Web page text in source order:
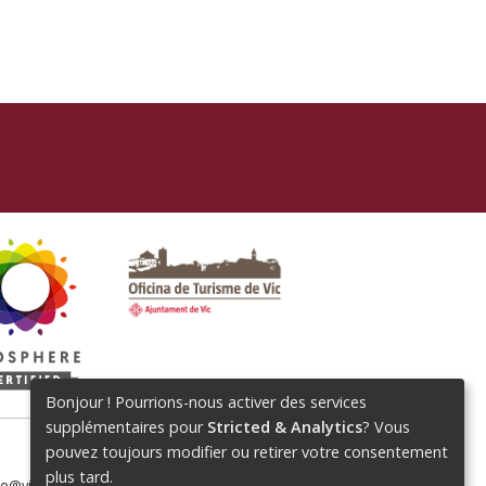
Bonjour ! Pourrions-nous activer des services
supplémentaires pour Stricted & Analytics? Vous
pouvez toujours modifier ou retirer votre consentement
plus tard.